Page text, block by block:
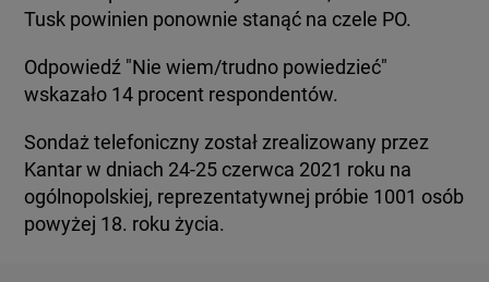
Tusk powinien ponownie stanąć na czele PO.
Odpowiedź "Nie wiem/trudno powiedzieć"
wskazało 14 procent respondentów.
Sondaż telefoniczny został zrealizowany przez
Kantar w dniach 24-25 czerwca 2021 roku na
ogólnopolskiej, reprezentatywnej próbie 1001 osób
powyżej 18. roku życia.